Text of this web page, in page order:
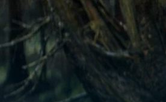
Fremdenfeindlichkeit
durchzieht doch das
Erzählt wird die